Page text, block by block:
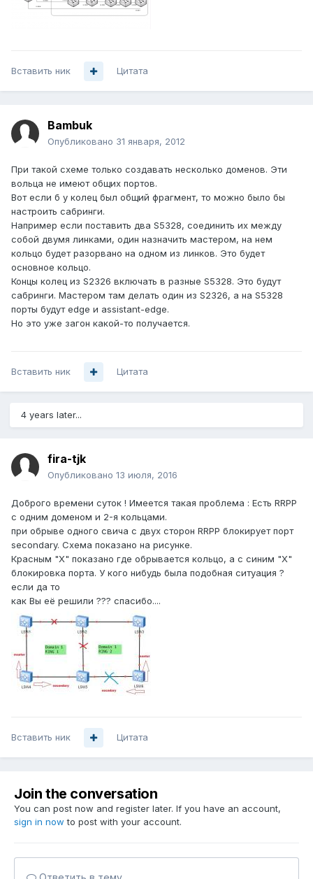
Вставить ник Цитата
Bambuk
Опубликовано 31 января, 2012
При такой схеме только создавать несколько доменов. Эти
вольца не имеют общих портов.
Вот если б у колец был общий фрагмент, то можно было бы
настроить сабринги.
Например если поставить два S5328, соединить их между
собой двумя линками, один назначить мастером, на нем
кольцо будет разорвано на одном из линков. Это будет
основное кольцо.
Концы колец из S2326 включать в разные S5328. Это будут
сабринги. Мастером там делать один из S2326, а на S5328
порты будут edge и assistant-edge.
Но это уже загон какой-то получается.
Вставить ник Цитата
4 years later...
fira-tjk
Опубликовано 13 июля, 2016
Доброго времени суток ! Имеется такая проблема : Есть RRPP
c одним доменом и 2-я кольцами.
при обрыве одного свича с двух сторон RRPP блокирует порт
secondary. Схема показано на рисунке.
Красным "Х" показано где обрывается кольцо, а с синим "Х"
блокировка порта. У кого нибудь была подобная ситуация ?
если да то
как Вы её решили ??? спасибо....
Вставить ник Цитата
Join the conversation
You can post now and register later. If you have an account,
sign in now to post with your account.